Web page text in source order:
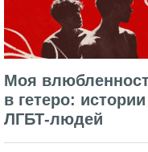
Моя
в гетеро: истории
ЛГБТ-людей